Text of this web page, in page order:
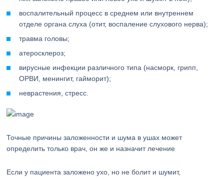
воспалительный процесс в среднем или внутреннем
отделе органа слуха (отит, воспаление слухового нерва);
травма головы;
атеросклероз;
вирусные инфекции различного типа (насморк, грипп,
ОРВИ, менингит, гайморит);
неврастения, стресс.
Точные причины заложенности и шума в ушах может
определить только врач, он же и назначит лечение
Если у пациента заложено ухо, но не болит и шумит,